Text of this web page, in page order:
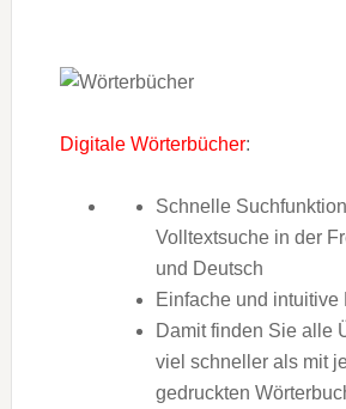
Digitale Wörterbücher:
Schnelle
Volltextsuche in der
und Deutsch
Einfache und intuitive
Damit finden Sie alle
viel schneller als mit
gedruckten